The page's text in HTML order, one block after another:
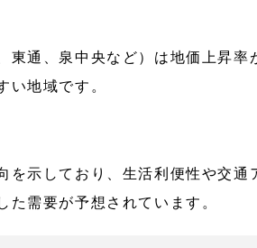
東通、泉中央など）は地価上昇率
い地域です。
を示しており、生活利便性や交通
需要が予想されています。